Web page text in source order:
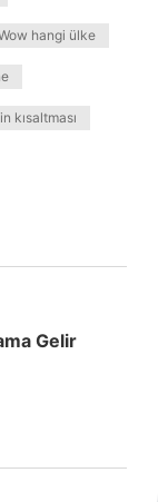
hangi ülke
kısaltması
Gelir